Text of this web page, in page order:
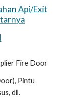
Api/Exit
Fire Door
Pintu
dll.